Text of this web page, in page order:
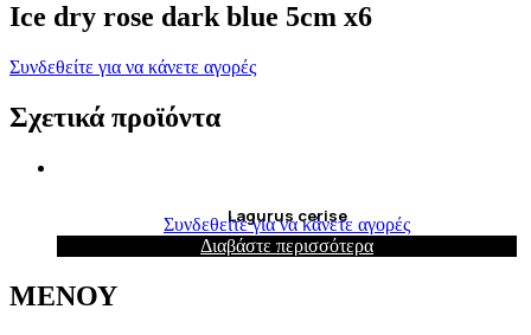
Ice dry rose dark blue 5cm x6
Συνδεθείτε για να κάνετε αγορές
Σχετικά προϊόντα
Lagurus cerise
Συνδεθείτε για να κάνετε αγορές
Διαβάστε περισσότερα
ΜΕΝΟΥ